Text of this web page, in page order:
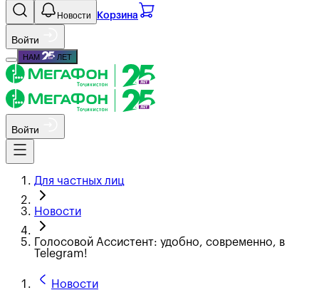
Новости Корзина
Войти
НАМ ЛЕТ
Войти
Для частных лиц
Новости
Голосовой Ассистент: удобно, современно, в
Telegram!
Новости